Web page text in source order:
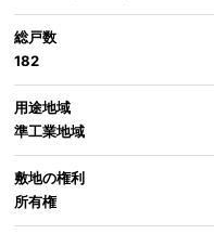
総戸数
182
用途地域
準工業地域
敷地の権利
所有権